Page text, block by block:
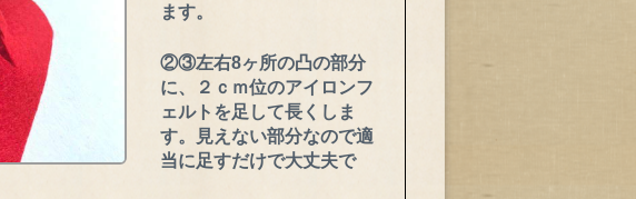
ます。
②③左右8ヶ所の凸の部分
に、２ｃｍ位のアイロンフ
ェルトを足して長くしま
す。見えない部分なので適
当に足すだけで大丈夫で